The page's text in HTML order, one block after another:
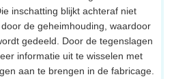
inschatting blijkt achteraf niet
de geheimhouding, waardoor
gedeeld. Door de tegenslagen
informatie uit te wisselen met
aan te brengen in de fabricage.